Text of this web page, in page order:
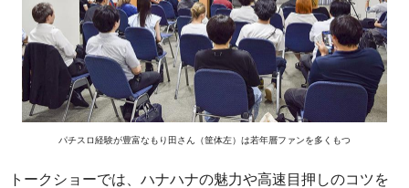
パチスロ経験が豊富なもり田さん（筐体左）は若年層ファンを多くもつ
トークショーでは、ハナハナの魅力や高速目押しのコツを